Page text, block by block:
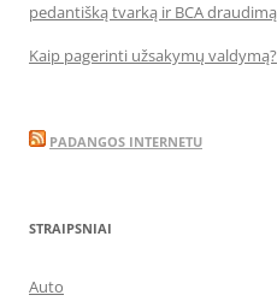
pedantišką tvarką ir BCA draudimą
Kaip pagerinti užsakymų valdymą?
PADANGOS INTERNETU
STRAIPSNIAI
Auto